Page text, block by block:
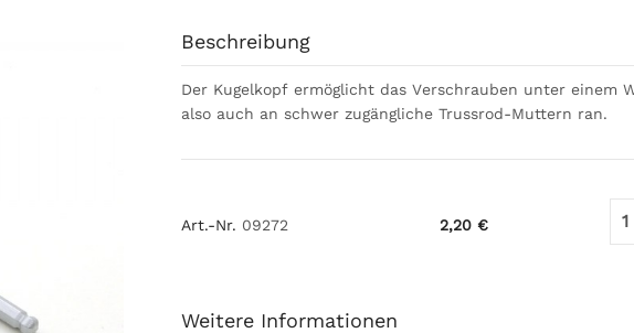
Art.-Nr. 09272 2,20 €
Beschreibung
Der Kugelkopf ermöglicht das Verschrauben unter einem
also auch an schwer zugängliche Trussrod-Muttern ran.
Weitere Informationen